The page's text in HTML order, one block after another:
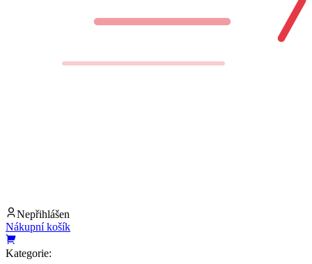
Nepřihlášen
Nákupní košík
Kategorie: